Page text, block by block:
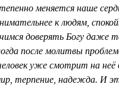
меняется наше
к людям,
доверять Богу даже
после молитвы
уже смотрит на неё
терпение, надежда. И